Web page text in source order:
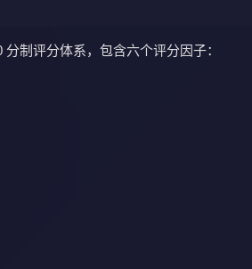
制评分体系，包含六个评分因子：